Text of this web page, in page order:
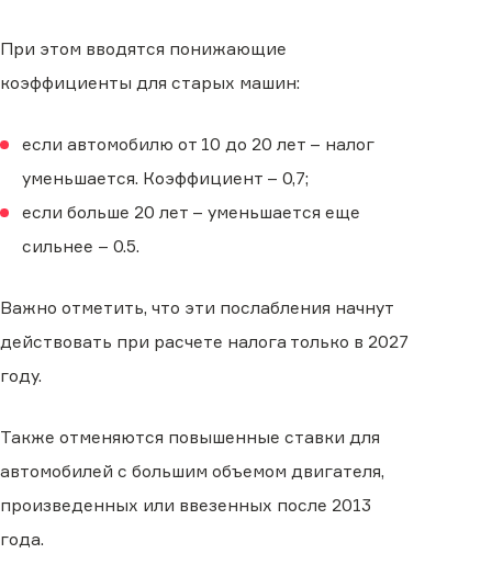
При этом вводятся понижающие
коэффициенты для старых машин:
если автомобилю от 10 до 20 лет – налог
уменьшается. Коэффициент – 0,7;
если больше 20 лет – уменьшается еще
сильнее – 0.5.
Важно отметить, что эти послабления начнут
действовать при расчете налога только в 2027
году.
Также отменяются повышенные ставки для
автомобилей с большим объемом двигателя,
произведенных или ввезенных после 2013
года.